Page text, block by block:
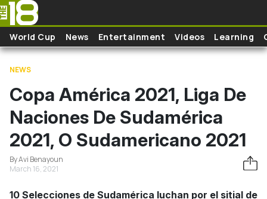
Skip to main content
World Cup News Entertainment Videos Learning
NEWS
Copa América 2021, Liga De
Naciones De Sudamérica
2021, O Sudamericano 2021
By Avi Benayoun
March 16, 2021
10 Selecciones de Sudamérica luchan por el sitial de